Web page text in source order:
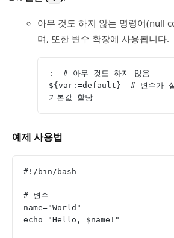
아무 것도 하지 않는 명령어(null
며, 또한 변수 확장에 사용됩니다.
:  # 아무 것도 하지 않음
${var:=default}  # 변수가 설
기본값 할당
예제 사용법
#!/bin/bash
# 변수
name="World"
echo "Hello, $name!"